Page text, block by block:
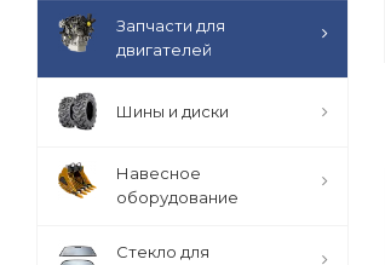
Запчасти для
двигателей
Шины и диски
Навесное
оборудование
Стекло для